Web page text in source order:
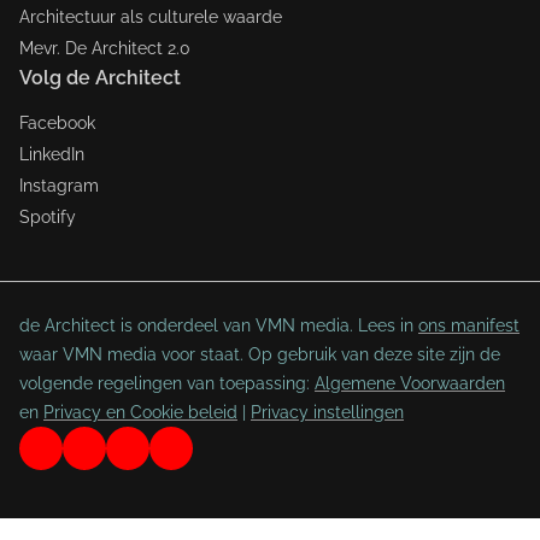
Architectuur als culturele waarde
Mevr. De Architect 2.0
Volg de Architect
Facebook
LinkedIn
Instagram
Spotify
de Architect is onderdeel van VMN media. Lees in ons manifest
waar VMN media voor staat. Op gebruik van deze site zijn de
volgende regelingen van toepassing: Algemene Voorwaarden
en Privacy en Cookie beleid Privacy instellingen